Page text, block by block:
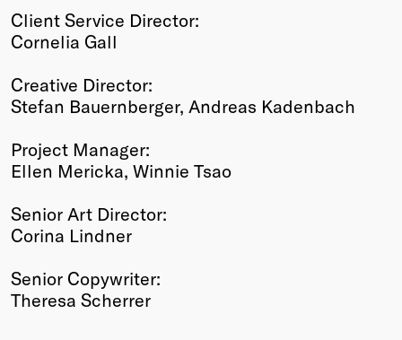
Client Service Director:
Cornelia Gall
Creative Director:
Stefan Bauernberger, Andreas Kadenbach
Project Manager:
Ellen Mericka, Winnie Tsao
Senior Art Director:
Corina Lindner
Senior Copywriter:
Theresa Scherrer